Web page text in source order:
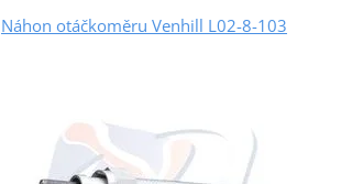
Náhon otáčkoměru Venhill L02-8-103